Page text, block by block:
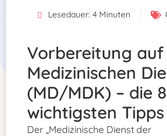
Lesedauer: 4 Minuten
Vorbereitung auf
Medizinischen
(MD/MDK) – die 8
wichtigsten Tipps
Der „Medizinische Dienst der